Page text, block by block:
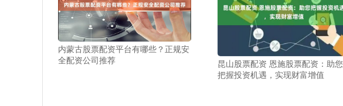
内蒙古股票配资平台有哪些？正规安
全配资公司推荐
昆山股票配资 恩施股票配资：助您
把握投资机遇，实现财富增值